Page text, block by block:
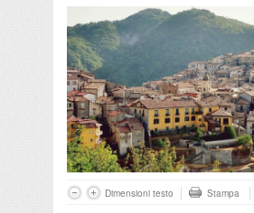
Dimensioni testo Stampa